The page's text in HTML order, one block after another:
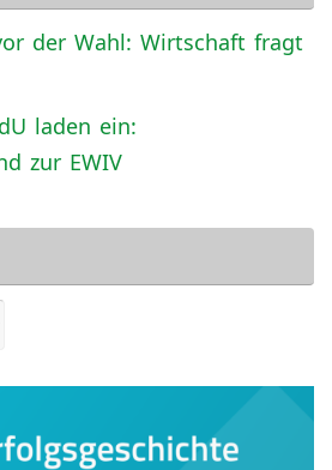
der Wahl: Wirtschaft fragt
laden ein:
zur EWIV